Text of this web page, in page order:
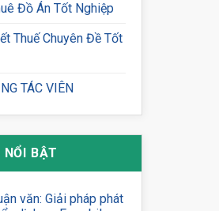
Đồ Án Tốt Nghiệp
Thuế Chuyên Đề Tốt
TÁC VIÊN
BẬT
văn: Giải pháp phát